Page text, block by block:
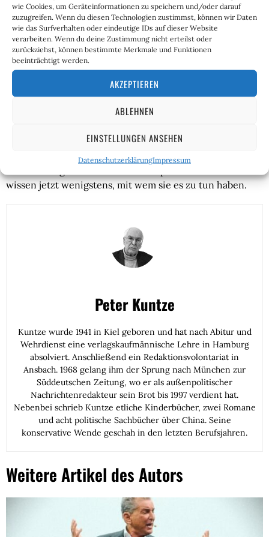
wie Cookies, um Geräteinformationen zu speichern und/oder darauf
zuzugreifen. Wenn du diesen Technologien zustimmst, können wir Daten
wie das Surfverhalten oder eindeutige IDs auf dieser Website
verarbeiten. Wenn du deine Zustimmung nicht erteilst oder
zurückziehst, können bestimmte Merkmale und Funktionen
beeinträchtigt werden.
AKZEPTIEREN
ABLEHNEN
EINSTELLUNGEN ANSEHEN
DatenschutzerklärungImpressum
Souveränität Europas durch den Krieg von Rußland angegriffen, auf
der anderen Seite wird unsere Demokratie im Inneren von den USA
unter Druck gesetzt.“
Auf jeden Fall sollte niemand so reagieren wie Friedrich
Merz. Deutschlands Kanzler erklärte, „America first“ sei
legitim, doch „America alone“ könne nicht im Interesse
„Ihr braucht auf der Welt auch Partner, und
nichts anfangen könnt, dann macht wenigstens
Deutschland zu eurem Partner.“Peinlicher kann
wissen jetzt wenigstens, mit wem sie es zu tun haben.
Peter Kuntze
Kuntze wurde 1941 in Kiel geboren und hat nach Abitur und
Wehrdienst eine verlagskaufmännische Lehre in Hamburg
absolviert. Anschließend ein Redaktionsvolontariat in
Ansbach. 1968 gelang ihm der Sprung nach München zur
Süddeutschen Zeitung, wo er als außenpolitischer
Nachrichtenredakteur sein Brot bis 1997 verdient hat.
Nebenbei schrieb Kuntze etliche Kinderbücher, zwei Romane
und acht politische Sachbücher über China. Seine
konservative Wende geschah in den letzten Berufsjahren.
Weitere Artikel des Autors